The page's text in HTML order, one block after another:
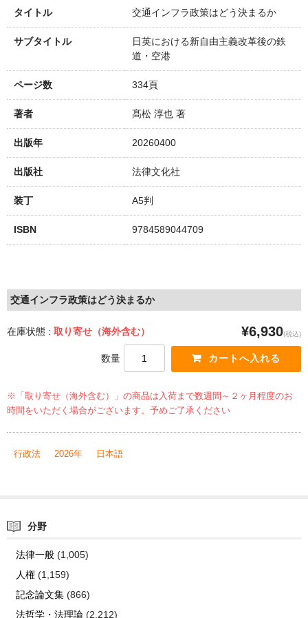
タイトル 交通インフラ政策はどう決まるか
サブタイトル
日英における新自由主義改革後の鉄
道・空港
ページ数 334頁
著者 髙松 淳也 著
出版年 20260400
出版社 法律文化社
装丁 A5判
ISBN 9784589044709
交通インフラ政策はどう決まるか
在庫状態 : 取り寄せ（海外含む） ¥6,930(税込)
数量
※「取り寄せ（海外含む）」の商品は入荷まで数週間～２ヶ月程度のお
時間をいただく場合がございます。予めご了承ください
行政法 2026年 日本語
分野
法律一般(1,005)
人権(1,159)
記念論文集(866)
法哲学・法理論(2,212)